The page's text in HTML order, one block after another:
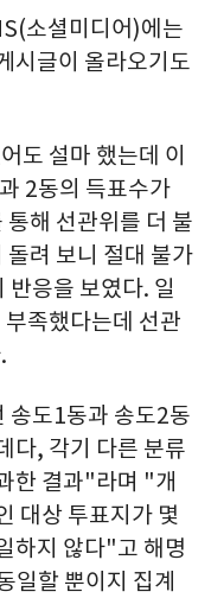
소셜미디어)에는
시글이 올라오기도
도 설마 했는데 이
2동의 득표수가
해 선관위를 더 불
려 보니 절대 불가
응을 보였다. 일
족했다는데 선관
송도1동과 송도2동
다, 각기 다른 분류
한 결과"라며 "개
대상 투표지가 몇
하지 않다"고 해명
일할 뿐이지 집계